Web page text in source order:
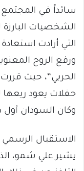
سائداً في
الشخصيات
التي أرادت
ورفع الروح
الحربي”، حيث
حفلات يعود ريعها
وكان السودان أول
الاستقبال
يشير علي شمو،